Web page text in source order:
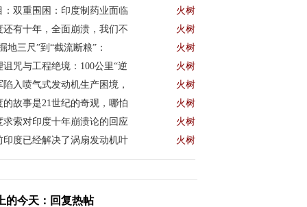
：双重围困：印度制药业面临 火树
还有十年，全面崩溃，我们不 火树
地三尺”到“截流断粮”： 火树
诅咒与工程绝境：100公里“逆 火树
陷入喷气式发动机生产困境， 火树
的故事是21世纪的奇观，哪怕 火树
求索对印度十年崩溃论的回应 火树
印度已经解决了涡扇发动机叶 火树
的今天：回复热帖